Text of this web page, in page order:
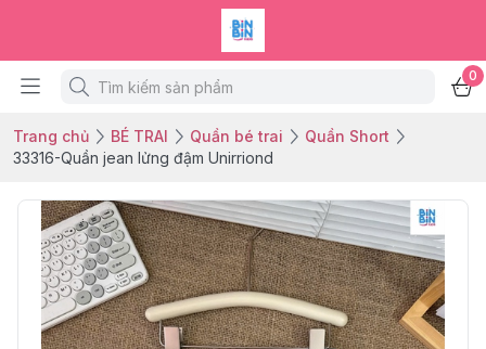
0
Trang chủ BÉ TRAI Quần bé trai
Quần Short
33316-Quần jean lửng đậm Unirriond